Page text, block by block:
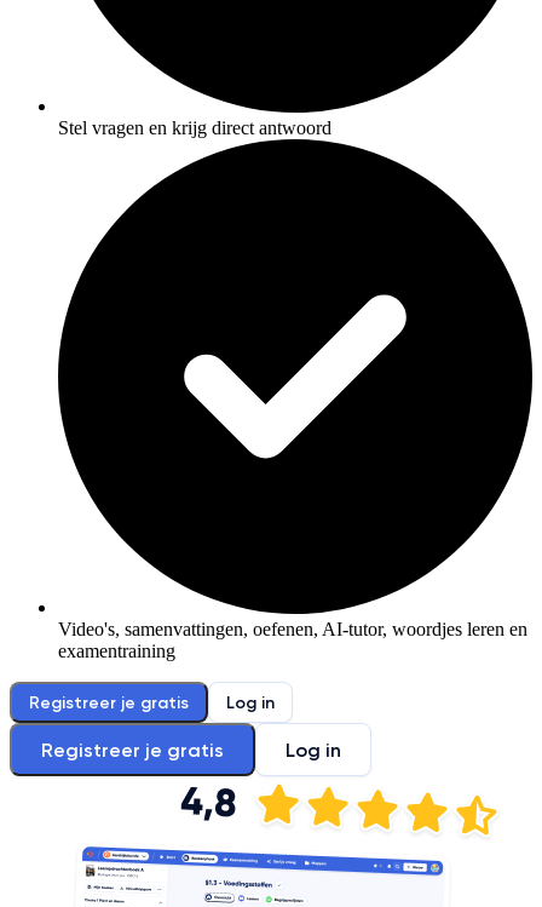
Stel vragen en krijg direct antwoord
Video's, samenvattingen, oefenen, AI-tutor, woordjes leren en
examentraining
Registreer je gratis Log in
Registreer je gratis Log in